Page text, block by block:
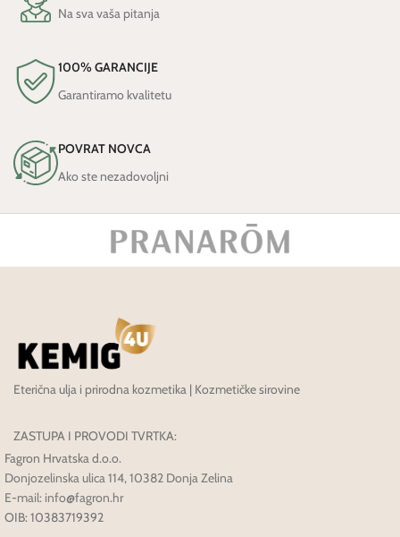
Na sva vaša pitanja
100% GARANCIJE
Garantiramo kvalitetu
POVRAT NOVCA
Ako ste nezadovoljni
Eterična ulja i prirodna kozmetika | Kozmetičke sirovine
ZASTUPA I PROVODI TVRTKA:
Fagron Hrvatska d.o.o.
Donjozelinska ulica 114, 10382 Donja Zelina
E-mail: info@fagron.hr
OIB: 10383719392